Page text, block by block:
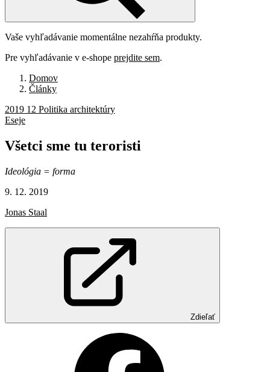
Vaše vyhľadávanie momentálne nezahŕňa produkty.
Pre vyhľadávanie v e-shope prejdite sem.
Domov
Články
2019 12 Politika architektúry
Eseje
Všetci sme tu teroristi
Ideológia = forma
9. 12. 2019
Jonas Staal
Zdieľať